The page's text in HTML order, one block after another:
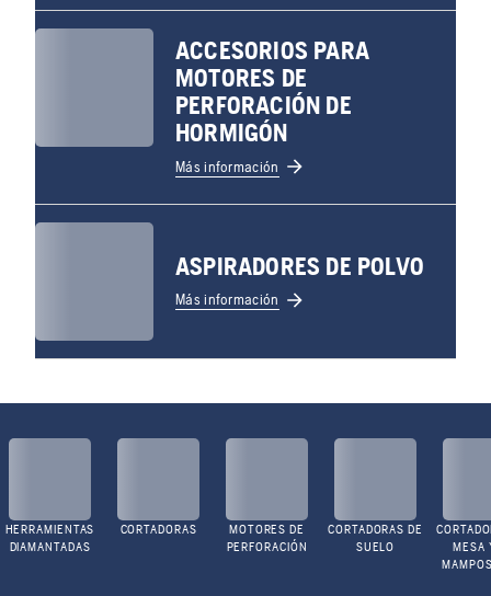
ACCESORIOS PARA
MOTORES DE
PERFORACIÓN DE
HORMIGÓN
Más información
ASPIRADORES DE POLVO
Más información
HERRAMIENTAS
DIAMANTADAS
CORTADORAS
MOTORES DE
PERFORACIÓN
CORTADORAS DE
SUELO
MESA